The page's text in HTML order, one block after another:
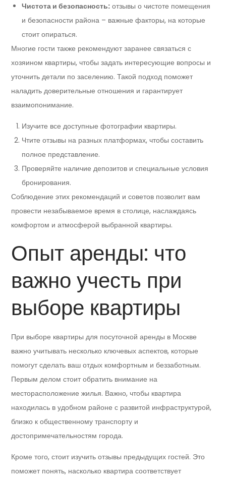
Чистота и безопасность: отзывы о чистоте помещения
и безопасности района – важные факторы, на которые
стоит опираться.
Многие гости также рекомендуют заранее связаться с
хозяином квартиры, чтобы задать интересующие вопросы и
уточнить детали по заселению. Такой подход поможет
наладить доверительные отношения и гарантирует
взаимопонимание.
Изучите все доступные фотографии квартиры.
Чтите отзывы на разных платформах, чтобы составить
полное представление.
Проверяйте наличие депозитов и специальные условия
бронирования.
Соблюдение этих рекомендаций и советов позволит вам
провести незабываемое время в столице, наслаждаясь
комфортом и атмосферой выбранной квартиры.
Опыт аренды: что
важно учесть при
выборе квартиры
При выборе квартиры для посуточной аренды в Москве
важно учитывать несколько ключевых аспектов, которые
помогут сделать ваш отдых комфортным и беззаботным.
Первым делом стоит обратить внимание на
месторасположение жилья. Важно, чтобы квартира
находилась в удобном районе с развитой инфраструктурой,
близко к общественному транспорту и
достопримечательностям города.
Кроме того, стоит изучить отзывы предыдущих гостей. Это
поможет понять, насколько квартира соответствует